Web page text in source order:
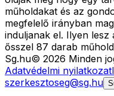
műholdakat és az
megfelelő irányban
induljanak el. Ilyen lesz
ősszel 87 darab
Sg.hu© 2026 Minden
Adatvédelmi nyilatkozat
szerkesztoseg@sg.hu